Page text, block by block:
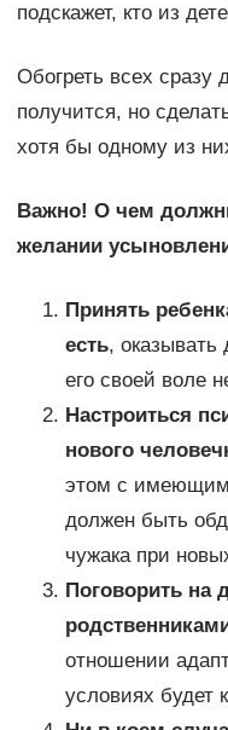
подскажет, кто из
Обогреть всех сразу
получится, но
хотя бы одному из
Важно! О чем
желании
Принять
есть, оказывать
его своей воле
Настроиться
нового
этом с
должен быть
чужака при
Поговорить на
отношении
условиях будет